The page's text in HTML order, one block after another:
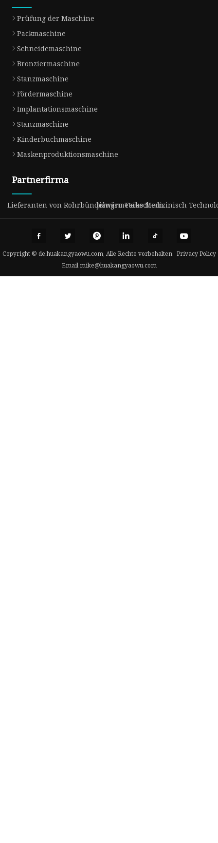
Prüfung der Maschine
Packmaschine
Schneidemaschine
Bronziermaschine
Stanzmaschine
Fördermaschine
Implantationsmaschine
Stanzmaschine
Kinderbuchmaschine
Maskenproduktionsmaschine
Partnerfirma
Lieferanten von Rohrbündelwärmetauschern
Jiangsu Taike Medizinisch
Copyright © de.huakangyaowu.com, Alle Rechte vorbehalten. Privacy Policy
Emailmike@huakangyaowu.com